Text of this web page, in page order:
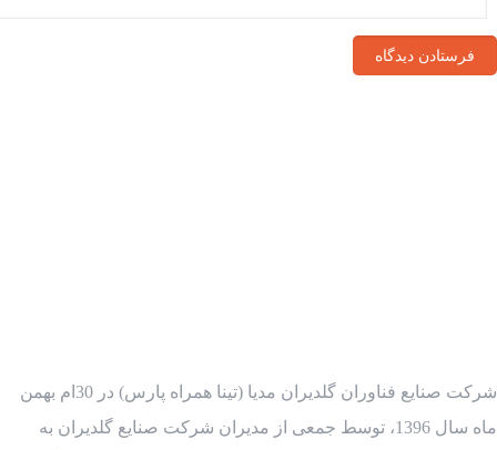
شرکت صنایع فناوران گلدیران مدیا (تینا همراه پارس) در 30ام بهمن
ماه سال 1396، توسط جمعی از مدیران شرکت صنایع گلدیران به